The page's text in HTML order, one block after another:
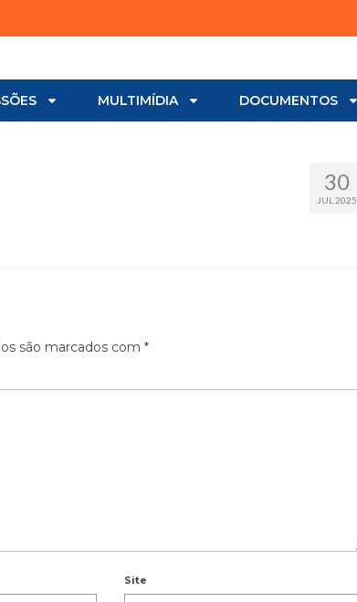
MULTIMÍDIA DOCUMENTOS
30
JUL 2025
são marcados com *
Site